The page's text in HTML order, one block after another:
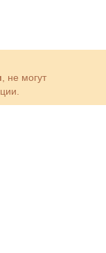
, не могут